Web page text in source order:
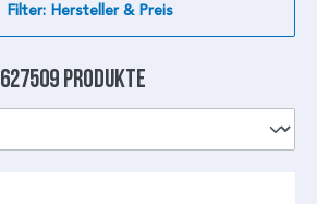
Filter: Hersteller & Preis
627509 Produkte